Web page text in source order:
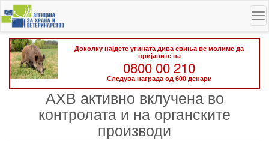
Skip
to
main
content
Доколку најдете угината дива свиња ве молиме да
пријавите на
0800 00 210
Следува награда од 600 денари
АХВ активно вклучена во
контролата и на органските
производи